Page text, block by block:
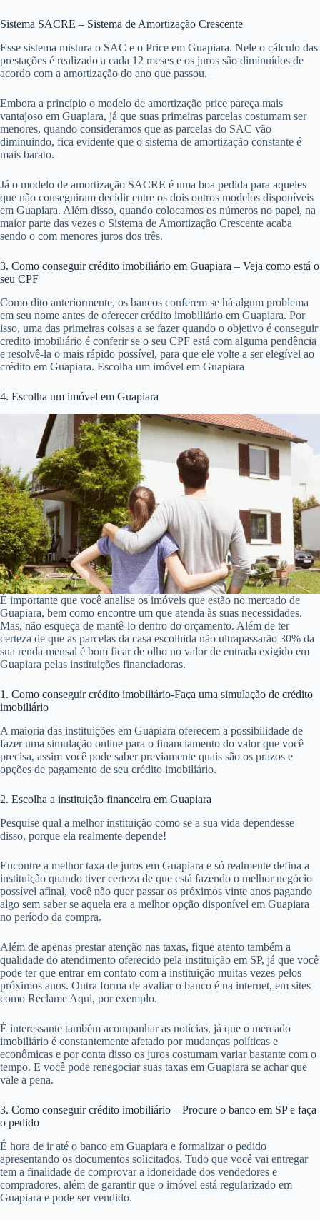
Sistema SACRE – Sistema de Amortização Crescente
Esse sistema mistura o SAC e o Price em Guapiara. Nele o cálculo das
prestações é realizado a cada 12 meses e os juros são diminuídos de
acordo com a amortização do ano que passou.
Embora a princípio o modelo de amortização price pareça mais
vantajoso em Guapiara, já que suas primeiras parcelas costumam ser
menores, quando consideramos que as parcelas do SAC vão
diminuindo, fica evidente que o sistema de amortização constante é
mais barato.
Já o modelo de amortização SACRE é uma boa pedida para aqueles
que não conseguiram decidir entre os dois outros modelos disponíveis
em Guapiara. Além disso, quando colocamos os números no papel, na
maior parte das vezes o Sistema de Amortização Crescente acaba
sendo o com menores juros dos três.
3. Como conseguir crédito imobiliário em Guapiara – Veja como está o
seu CPF
Como dito anteriormente, os bancos conferem se há algum problema
em seu nome antes de oferecer crédito imobiliário em Guapiara. Por
isso, uma das primeiras coisas a se fazer quando o objetivo é conseguir
credito imobiliário é conferir se o seu CPF está com alguma pendência
e resolvê-la o mais rápido possível, para que ele volte a ser elegível ao
crédito em Guapiara. Escolha um imóvel em Guapiara
4. Escolha um imóvel em Guapiara
É importante que você analise os imóveis que estão no mercado de
Guapiara, bem como encontre um que atenda às suas necessidades.
Mas, não esqueça de mantê-lo dentro do orçamento. Além de ter
certeza de que as parcelas da casa escolhida não ultrapassarão 30% da
sua renda mensal é bom ficar de olho no valor de entrada exigido em
Guapiara pelas instituições financiadoras.
1. Como conseguir crédito imobiliário-Faça uma simulação de crédito
imobiliário
A maioria das instituições em Guapiara oferecem a possibilidade de
fazer uma simulação online para o financiamento do valor que você
precisa, assim você pode saber previamente quais são os prazos e
opções de pagamento de seu crédito imobiliário.
2. Escolha a instituição financeira em Guapiara
Pesquise qual a melhor instituição como se a sua vida dependesse
disso, porque ela realmente depende!
Encontre a melhor taxa de juros em Guapiara e só realmente defina a
instituição quando tiver certeza de que está fazendo o melhor negócio
possível afinal, você não quer passar os próximos vinte anos pagando
algo sem saber se aquela era a melhor opção disponível em Guapiara
no período da compra.
Além de apenas prestar atenção nas taxas, fique atento também a
qualidade do atendimento oferecido pela instituição em SP, já que você
pode ter que entrar em contato com a instituição muitas vezes pelos
próximos anos. Outra forma de avaliar o banco é na internet, em sites
como Reclame Aqui, por exemplo.
É interessante também acompanhar as notícias, já que o mercado
imobiliário é constantemente afetado por mudanças políticas e
econômicas e por conta disso os juros costumam variar bastante com o
tempo. E você pode renegociar suas taxas em Guapiara se achar que
vale a pena.
3. Como conseguir crédito imobiliário – Procure o banco em SP e faça
o pedido
É hora de ir até o banco em Guapiara e formalizar o pedido
apresentando os documentos solicitados. Tudo que você vai entregar
tem a finalidade de comprovar a idoneidade dos vendedores e
compradores, além de garantir que o imóvel está regularizado em
Guapiara e pode ser vendido.